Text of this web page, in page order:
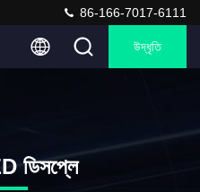
86-166-7017-6111
উদ্ধৃতি
ডিসপ্লে